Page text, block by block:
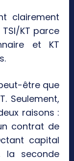
clairement
KT parce
et KT
être que
Seulement,
raisons :
contrat de
capital
la seconde